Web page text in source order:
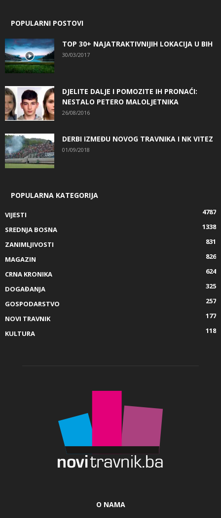
POPULARNI POSTOVI
TOP 30+ NAJATRAKTIVNIJIH LOKACIJA U BIH
30/03/2017
DJELITE DALJE I POMOZITE IH PRONAĆI:
NESTALO PETERO MALOLJETNIKA
26/08/2016
DERBI IZMEĐU NOVOG TRAVNIKA I NK VITEZ
01/09/2018
POPULARNA KATEGORIJA
VIJESTI
4787
SREDNJA BOSNA
1338
ZANIMLJIVOSTI
831
MAGAZIN
826
CRNA KRONIKA
624
DOGAĐANJA
325
GOSPODARSTVO
257
NOVI TRAVNIK
177
KULTURA
118
O NAMA